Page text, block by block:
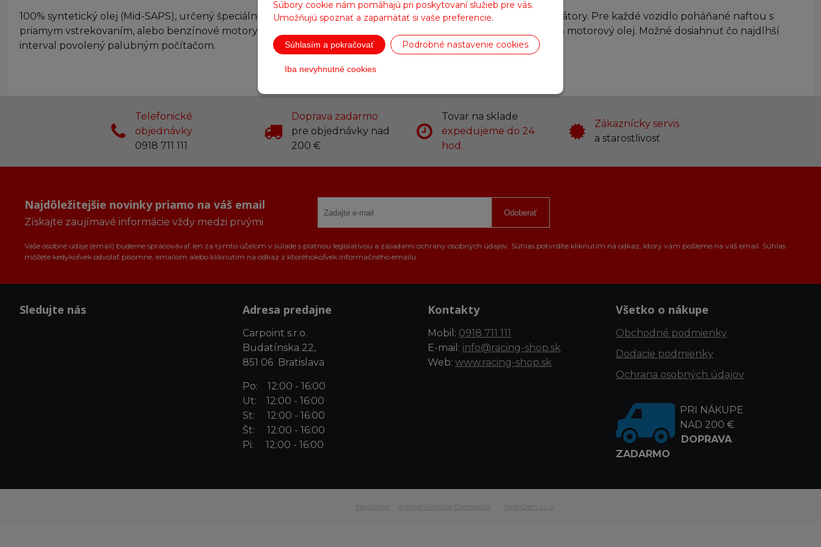
Súbory cookie nám pomáhajú pri poskytovaní služieb pre vás.
Umožňujú spoznať a zapamätať si vaše preferencie.
Súhlasím a pokračovať Podrobné nastavenie cookies
Iba nevyhnutné cookies
100% syntetický olej (Mid-SAPS), určený špeciálne pre dieselové filtre pevných častíc (DPF) a trojcestné katalyzátory. Pre každé vozidlo poháňané naftou s
priamym vstrekovaním, alebo benzínové motory spĺňajúce požiadavky EURO IV a EURO V, vyžadujúce ACEA C3 motorový olej. Možné dosiahnuť čo najdlhší
interval povolený palubným počítačom.
Telefonické
objednávky
0918 711 111
Doprava zadarmo
pre objednávky nad
200 €
Tovar na sklade
expedujeme do 24
hod.
Zákaznícky servis
a starostlivosť
Najdôležitejšie novinky priamo na váš email
Získajte zaujímavé informácie vždy medzi prvými
Odoberať
Vaše osobné údaje (email) budeme spracovávať len za týmto účelom v súlade s platnou legislatívou a zásadami ochrany osobných údajov. Súhlas potvrdíte kliknutím na odkaz, ktorý vám pošleme na váš email. Súhlas
môžete kedykoľvek odvolať písomne, emailom alebo kliknutím na odkaz z ktoréhokoľvek informačného emailu.
Sledujte nás Adresa predajne
Carpoint s.r.o.
Budatínska 22,
851 06 Bratislava
Po: 12:00 - 16:00
Ut: 12:00 - 16:00
St: 12:00 - 16:00
Št: 12:00 - 16:00
Pi: 12:00 - 16:00
Kontakty
Mobil: 0918 711 111
E-mail: info@racing-shop.sk
Web: www.racing-shop.sk
Všetko o nákupe
Obchodné podmienky
Dodacie podmienky
Ochrana osobných údajov
PRI NÁKUPE
NAD 200 €
DOPRAVA
ZADARMO
NextShop e-shop Pohoda Connector NextCom s.r.o.